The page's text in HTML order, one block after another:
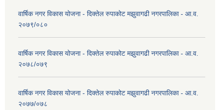
वार्षिक नगर विकास योजना - दिक्तेल रुपाकोट मझुवागढी नगरपालिका - आ.व.
२०७९/०८०
वार्षिक नगर विकास योजना - दिक्तेल रुपाकोट मझुवागढी नगरपालिका - आ.व.
२०७८/०७९
वार्षिक नगर विकास योजना - दिक्तेल रुपाकोट मझुवागढी नगरपालिका - आ.व.
२०७७/०७८